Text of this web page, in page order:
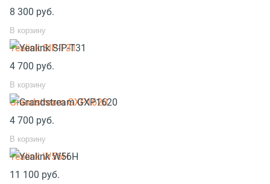
8 300 руб.
В корзину
Yealink SIP-T31
4 700 руб.
В корзину
Grandstream GXP1620
4 700 руб.
В корзину
Yealink W56H
11 100 руб.